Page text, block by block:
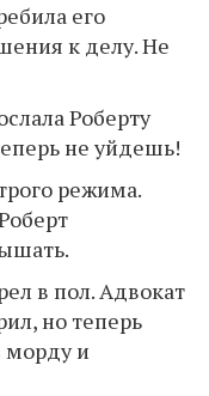
его
к делу. Не
Роберту
не уйдешь!
режима.
в пол. Адвокат
но теперь
морду и